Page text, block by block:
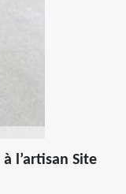
l’artisan Site